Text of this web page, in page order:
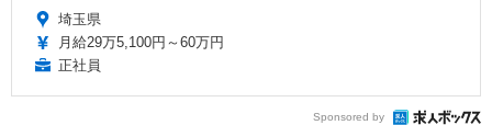
埼玉県
月給29万5,100円～60万円
正社員
Sponsored by